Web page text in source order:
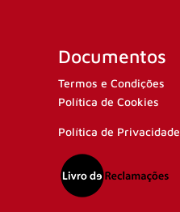
Documentos
Termos e Condições
Política de Cookies
Política de Privacidade